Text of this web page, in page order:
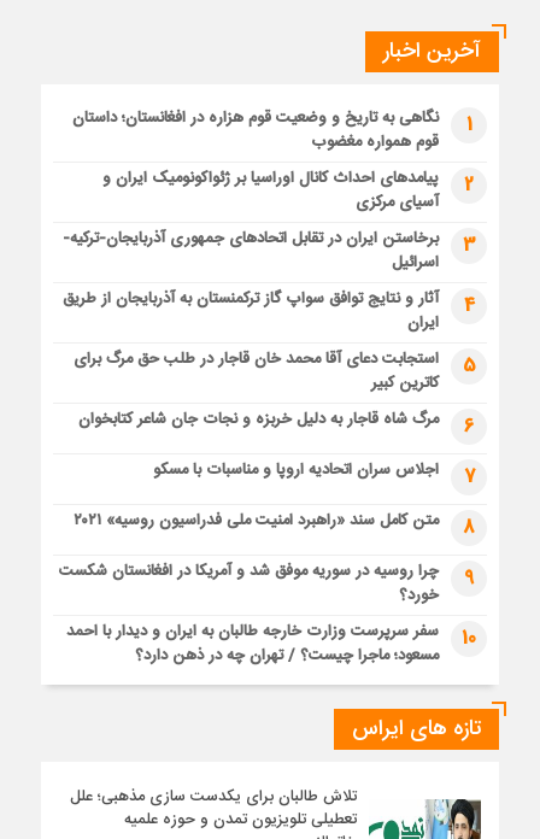
آخرین اخبار
1
نگاهی به تاریخ و وضعیت قوم هزاره در افغانستان؛ داستان
قوم همواره مغضوب
2
پیامدهای احداث کانال اوراسیا بر ژئواکونومیک ایران و
آسیای مرکزی
3
برخاستن ایران در تقابل اتحادهای جمهوری آذربایجان-ترکیه-
اسرائیل
4
آثار و نتایج توافق سواپ گاز ترکمنستان به آذربایجان از طریق
ایران
5
استجابت دعای آقا محمد خان قاجار در طلب حق مرگ برای
کاترین کبیر
6 مرگ شاه قاجار به دلیل خربزه و نجات جان شاعر کتابخوان
7 اجلاس سران اتحادیه اروپا و مناسبات با مسکو
8 متن کامل سند «راهبرد امنیت ملی فدراسیون روسیه» ۲۰۲۱
9
چرا روسیه در سوریه موفق شد و آمریکا در افغانستان شکست
خورد؟
10
سفر سرپرست وزارت خارجه طالبان به ایران و دیدار با احمد
مسعود؛ ماجرا چیست؟ / تهران چه در ذهن دارد؟
تازه های ایراس
تلاش طالبان برای یکدست سازی مذهبی؛ علل
تعطیلی تلویزیون تمدن و حوزه علمیه